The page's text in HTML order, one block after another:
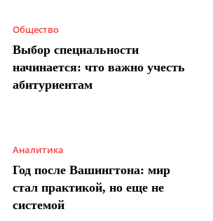
Общество
Выбор специальности
начинается: что важно учесть
абитуриентам
Аналитика
Год после Вашингтона: мир
стал практикой, но еще не
системой